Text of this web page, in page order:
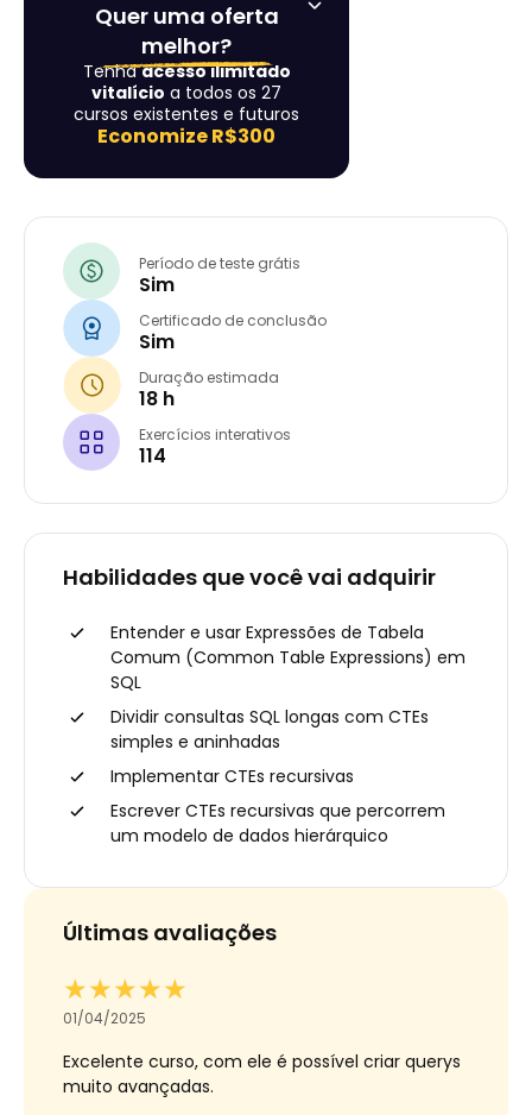
Quer uma oferta
melhor?
Tenhaacesso ilimitado
vitalício a todos os 27
cursos existentes e futuros
EconomizeR$300
Período de teste grátis
Sim
Certificado de conclusão
Sim
Duração estimada
18 h
Exercícios interativos
114
Habilidades que você vai adquirir
Entender e usar Expressões de Tabela
Comum (Common Table Expressions) em
SQL
Dividir consultas SQL longas com CTEs
simples e aninhadas
Implementar CTEs recursivas
Escrever CTEs recursivas que percorrem
um modelo de dados hierárquico
Últimas avaliações
★★★★★
★★★★★
01/04/2025
Excelente curso, com ele é possível criar querys
muito avançadas.